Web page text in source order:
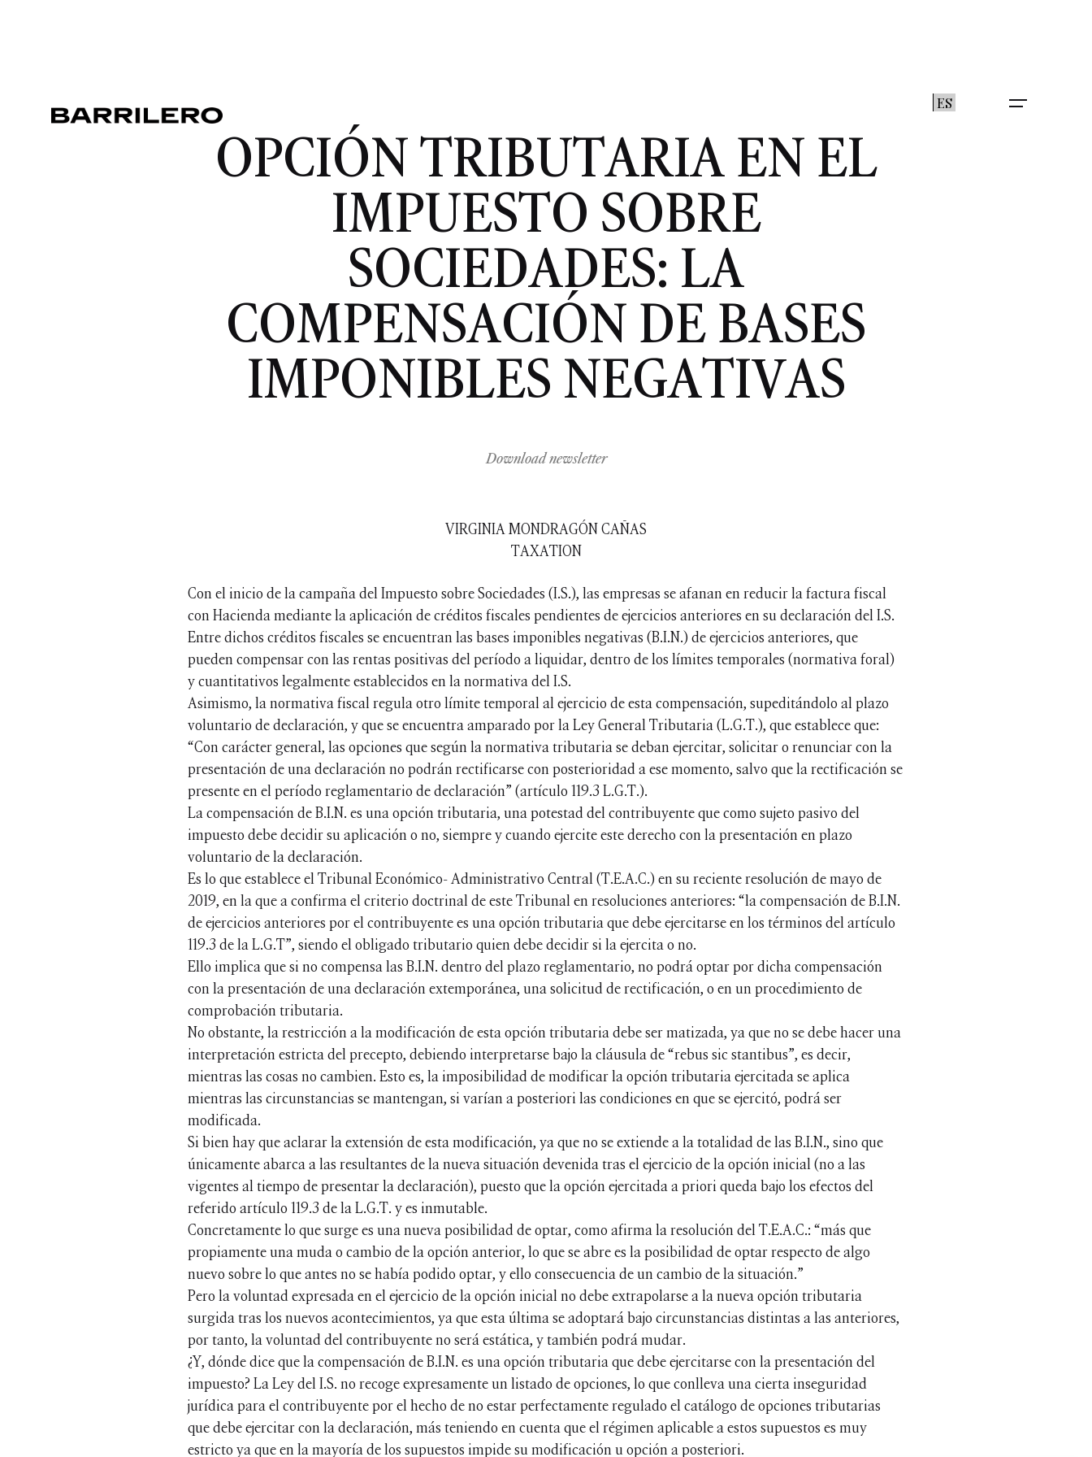
ES
OPCIÓN TRIBUTARIA EN EL
IMPUESTO SOBRE
SOCIEDADES: LA
COMPENSACIÓN DE BASES
IMPONIBLES NEGATIVAS
Download newsletter
VIRGINIA MONDRAGÓN CAÑAS
TAXATION
Con el inicio de la campaña del Impuesto sobre Sociedades (I.S.), las empresas se afanan en reducir la factura fiscal
con Hacienda mediante la aplicación de créditos fiscales pendientes de ejercicios anteriores en su declaración del I.S.
Entre dichos créditos fiscales se encuentran las bases imponibles negativas (B.I.N.) de ejercicios anteriores, que
pueden compensar con las rentas positivas del período a liquidar, dentro de los límites temporales (normativa foral)
y cuantitativos legalmente establecidos en la normativa del I.S.
Asimismo, la normativa fiscal regula otro límite temporal al ejercicio de esta compensación, supeditándolo al plazo
voluntario de declaración, y que se encuentra amparado por la Ley General Tributaria (L.G.T.), que establece que:
“Con carácter general, las opciones que según la normativa tributaria se deban ejercitar, solicitar o renunciar con la
presentación de una declaración no podrán rectificarse con posterioridad a ese momento, salvo que la rectificación se
presente en el período reglamentario de declaración” (artículo 119.3 L.G.T.).
La compensación de B.I.N. es una opción tributaria, una potestad del contribuyente que como sujeto pasivo del
impuesto debe decidir su aplicación o no, siempre y cuando ejercite este derecho con la presentación en plazo
voluntario de la declaración.
Es lo que establece el Tribunal Económico- Administrativo Central (T.E.A.C.) en su reciente resolución de mayo de
2019, en la que a confirma el criterio doctrinal de este Tribunal en resoluciones anteriores: “la compensación de B.I.N.
de ejercicios anteriores por el contribuyente es una opción tributaria que debe ejercitarse en los términos del artículo
119.3 de la L.G.T”, siendo el obligado tributario quien debe decidir si la ejercita o no.
Ello implica que si no compensa las B.I.N. dentro del plazo reglamentario, no podrá optar por dicha compensación
con la presentación de una declaración extemporánea, una solicitud de rectificación, o en un procedimiento de
comprobación tributaria.
No obstante, la restricción a la modificación de esta opción tributaria debe ser matizada, ya que no se debe hacer una
interpretación estricta del precepto, debiendo interpretarse bajo la cláusula de “rebus sic stantibus”, es decir,
mientras las cosas no cambien. Esto es, la imposibilidad de modificar la opción tributaria ejercitada se aplica
mientras las circunstancias se mantengan, si varían a posteriori las condiciones en que se ejercitó, podrá ser
modificada.
Si bien hay que aclarar la extensión de esta modificación, ya que no se extiende a la totalidad de las B.I.N., sino que
únicamente abarca a las resultantes de la nueva situación devenida tras el ejercicio de la opción inicial (no a las
vigentes al tiempo de presentar la declaración), puesto que la opción ejercitada a priori queda bajo los efectos del
referido artículo 119.3 de la L.G.T. y es inmutable.
Concretamente lo que surge es una nueva posibilidad de optar, como afirma la resolución del T.E.A.C.: “más que
propiamente una muda o cambio de la opción anterior, lo que se abre es la posibilidad de optar respecto de algo
nuevo sobre lo que antes no se había podido optar, y ello consecuencia de un cambio de la situación.”
Pero la voluntad expresada en el ejercicio de la opción inicial no debe extrapolarse a la nueva opción tributaria
surgida tras los nuevos acontecimientos, ya que esta última se adoptará bajo circunstancias distintas a las anteriores,
por tanto, la voluntad del contribuyente no será estática, y también podrá mudar.
¿Y, dónde dice que la compensación de B.I.N. es una opción tributaria que debe ejercitarse con la presentación del
impuesto? La Ley del I.S. no recoge expresamente un listado de opciones, lo que conlleva una cierta inseguridad
jurídica para el contribuyente por el hecho de no estar perfectamente regulado el catálogo de opciones tributarias
que debe ejercitar con la declaración, más teniendo en cuenta que el régimen aplicable a estos supuestos es muy
estricto ya que en la mayoría de los supuestos impide su modificación u opción a posteriori.